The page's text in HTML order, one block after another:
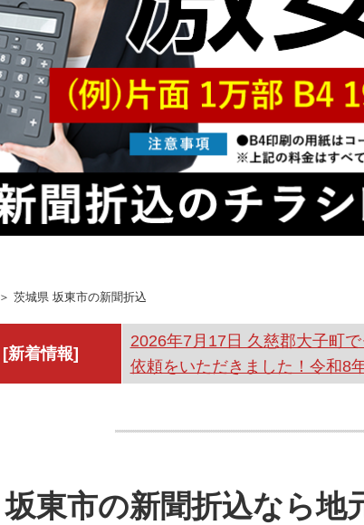
＞ 茨城県 坂東市の新聞折込
[新着情報]
2026年7月17日 久慈郡大子町
依頼をいただきました！令和8
坂東市の新聞折込なら地